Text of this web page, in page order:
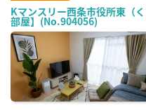
Kマンスリー西条市役所東（
部屋】(No.904056)